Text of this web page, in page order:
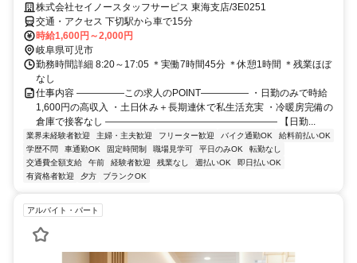
株式会社セイノースタッフサービス 東海支店/3E0251
交通・アクセス 下切駅から車で15分
時給1,600円～2,000円
岐阜県可児市
勤務時間詳細 8:20～17:05 ＊実働7時間45分 ＊休憩1時間 ＊残業ほぼ
なし
仕事内容 ―――――この求人のPOINT――――― ・日勤のみで時給
1,600円の高収入 ・土日休み＋長期連休で私生活充実 ・冷暖房完備の
倉庫で接客なし ―――――――――――――――――― 【日勤...
業界未経験者歓迎 主婦・主夫歓迎 フリーター歓迎 バイク通勤OK
給料前払いOK
学歴不問
車通勤OK 固定時間制 職場見学可 平日のみOK
転勤なし
交通費全額支給
午前 経験者歓迎 残業なし 週払いOK
即日払いOK
有資格者歓迎
夕方 ブランクOK
アルバイト・パート